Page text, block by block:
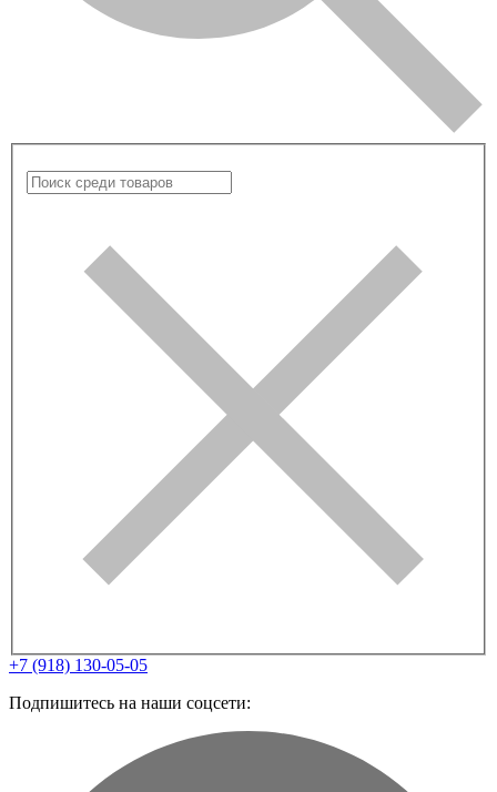
+7 (918) 130-05-05
Подпишитесь на наши соцсети: